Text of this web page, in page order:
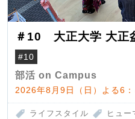
＃10 大正大学 大正
#10
部活 on Campus
2026年8月9日（日）よる6
ライフスタイル ヒュー